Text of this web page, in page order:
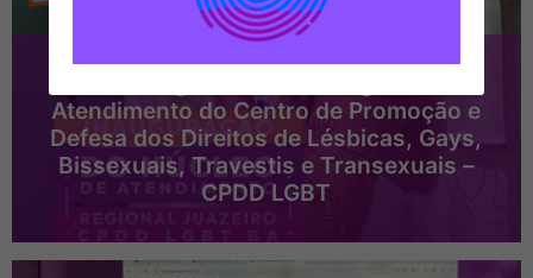
Atendimento do Centro de Promoção e
Defesa dos Direitos de Lésbicas, Gays,
Bissexuais, Travestis e Transexuais –
CPDD LGBT